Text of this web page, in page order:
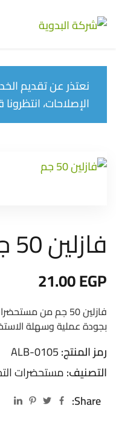
نعتذر عن تقديم
الإصلاحات، انتظرونا
فازلين 50 جم
21.00EGP
فازلين 50 جم من
بجودة عملية وسهلة
رمز المنتج:ALB-0105
التصنيف:مستحضرات
Share: